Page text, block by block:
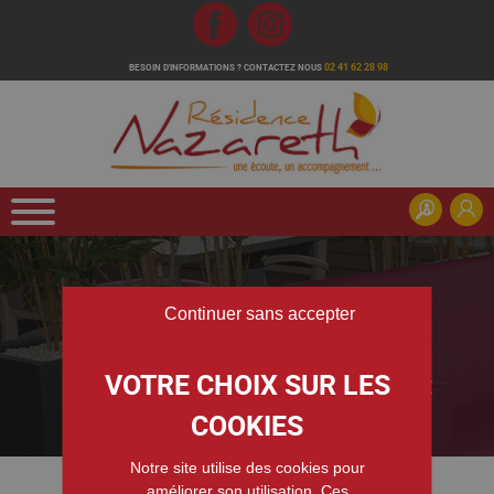
BESOIN D'INFORMATIONS ? CONTACTEZ NOUS 02 41 62 28 98
CONTRAT DE SÉJOUR ET RÈGLEMENT DE
Admission & Tarifs/Contrat de séjour Règlement de fonctionnement
Notre site utilise des cookies pour
Continuer sans accepter